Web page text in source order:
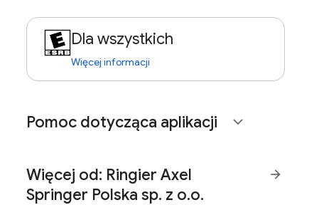
Dla wszystkich
Więcej informacji
Pomoc dotycząca aplikacji expand_more
Więcej od: Ringier Axel
Springer Polska sp. z o.o.
arrow_forward